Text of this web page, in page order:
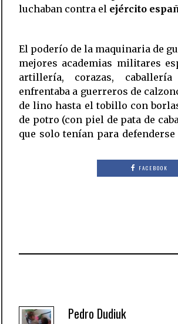
luchaban contra el ejército
El poderío de la maquinaria de
mejores academias militares
artillería, corazas,
enfrentaba a guerreros de
de lino hasta el tobillo con
de potro (con piel de pata de
que solo tenían para defenderse
FACEBOOK
Pedro Dudiuk